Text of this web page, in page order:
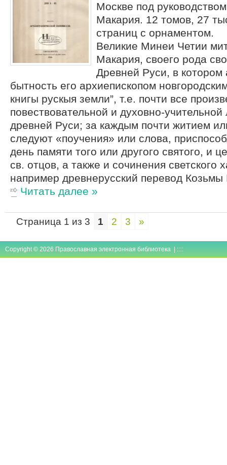
Москве под
Макария. 12 томов, 27
страниц с орнаментом.
Великие Минеи Четии
Макария, своего рода
Древней Руси, в котором
бытность его архиепископом
книгы рускыя земли”, т.е. почти все
повествовательной и духовно-
древней Руси; за каждым почти житием
следуют «поучения» или слова,
день памяти того или другого святого, и
св. отцов, а также и сочинения светского
например древнерусский перевод
Читать далее »
Страница 1 из 3 1 2 3 »
Copyright © 2026 Православная электронная библиотека | ::::